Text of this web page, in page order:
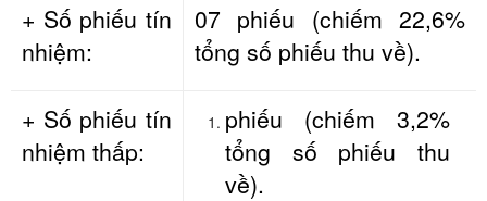
+ Số phiếu tín
nhiệm:
07 phiếu (chiếm 22,6%
tổng số phiếu thu về).
+ Số phiếu tín
nhiệm thấp:
phiếu (chiếm 3,2%
tổng số phiếu thu
về).